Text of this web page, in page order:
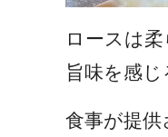
ロースは
旨味を感
食事が提